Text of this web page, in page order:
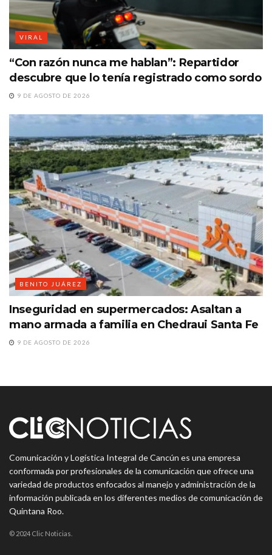
VIRAL
“Con razón nunca me hablan”: Repartidor
descubre que lo tenía registrado como sordo
9 DE AGOSTO DE 2026
BENITO JUÁREZ
Inseguridad en supermercados: Asaltan a
mano armada a familia en Chedraui Santa Fe
9 DE AGOSTO DE 2026
Comunicación y Logística Integral de Cancún es una empresa
conformada por profesionales de la comunicación que ofrece una
variedad de productos enfocados al manejo y administración de la
información publicada en los diferentes medios de comunicación de
Quintana Roo.
© 2024 Clic Noticias.